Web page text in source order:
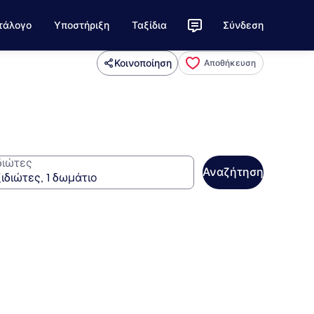
Υποστήριξη Ταξίδια Σύνδεση
Κοινοποίηση Αποθήκευση
Αναζήτηση